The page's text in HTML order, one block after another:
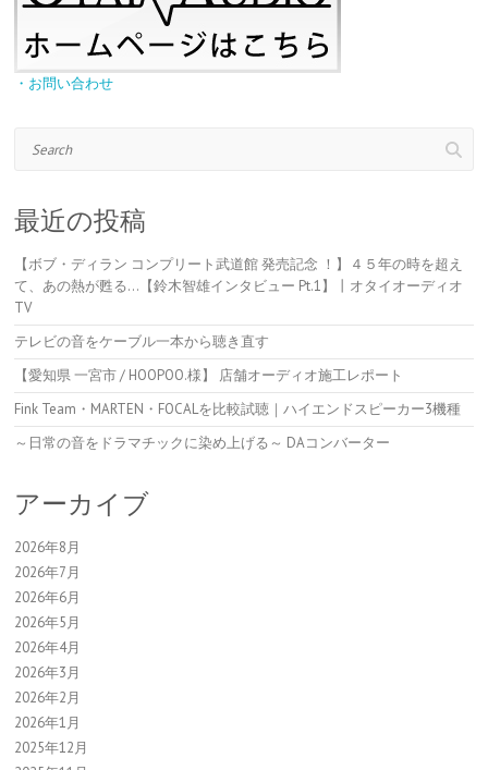
・お問い合わせ
最近の投稿
【ボブ・ディラン コンプリート武道館 発売記念 ！】４５年の時を超え
て、あの熱が甦る…【鈴木智雄インタビュー Pt.1】丨オタイオーディオ
TV
テレビの音をケーブル一本から聴き直す
【愛知県 一宮市 / HOOPOO.様】 店舗オーディオ施工レポート
Fink Team・MARTEN・FOCALを比較試聴｜ハイエンドスピーカー3機種
～日常の音をドラマチックに染め上げる～ DAコンバーター
アーカイブ
2026年8月
2026年7月
2026年6月
2026年5月
2026年4月
2026年3月
2026年2月
2026年1月
2025年12月